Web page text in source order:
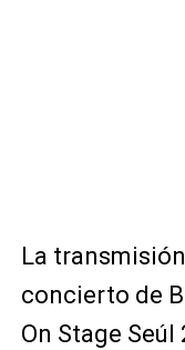
La
concierto de
On Stage